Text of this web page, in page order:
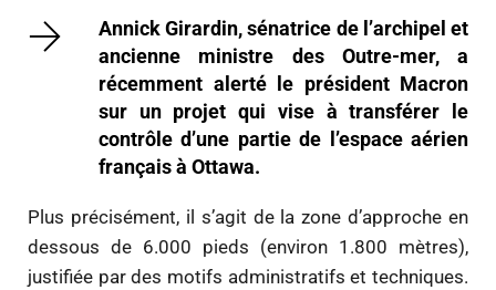
Annick Girardin, sénatrice de l’archipel et
ancienne ministre des Outre-mer, a
récemment alerté le président Macron
sur un projet qui vise à transférer le
contrôle d’une partie de l’espace aérien
français à Ottawa.
Plus précisément, il s’agit de la zone d’approche en
dessous de 6.000 pieds (environ 1.800 mètres),
justifiée par des motifs administratifs et techniques.